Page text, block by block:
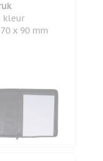
kleur
x 90 mm